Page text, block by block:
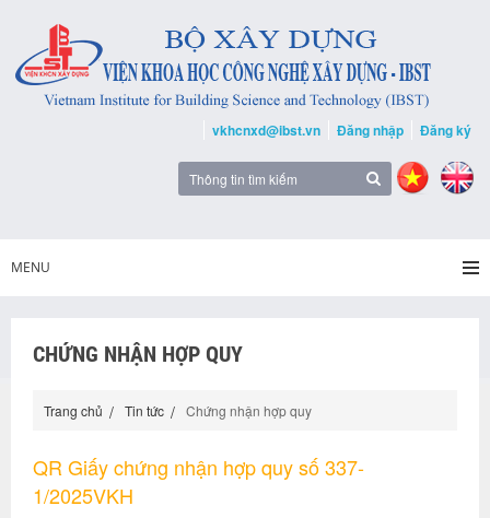
vkhcnxd@ibst.vn Đăng nhập Đăng ký
MENU
CHỨNG NHẬN HỢP QUY
Trang chủ Tin tức Chứng nhận hợp quy
QR Giấy chứng nhận hợp quy số 337-
1/2025VKH